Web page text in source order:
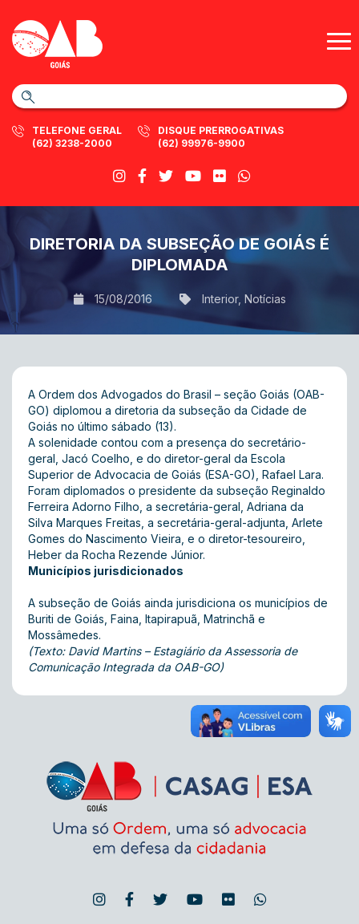
TELEFONE GERAL
(62) 3238-2000
DISQUE PRERROGATIVAS
(62) 99976-9900
DIRETORIA DA SUBSEÇÃO DE GOIÁS É
DIPLOMADA
15/08/2016 Interior, Notícias
A Ordem dos Advogados do Brasil – seção Goiás (OAB-
GO) diplomou a diretoria da subseção da Cidade de
Goiás no último sábado (13).
A solenidade contou com a presença do secretário-
geral, Jacó Coelho, e do diretor-geral da Escola
Superior de Advocacia de Goiás (ESA-GO), Rafael Lara.
Foram diplomados o presidente da subseção Reginaldo
Ferreira Adorno Filho, a secretária-geral, Adriana da
Silva Marques Freitas, a secretária-geral-adjunta, Arlete
Gomes do Nascimento Vieira, e o diretor-tesoureiro,
Heber da Rocha Rezende Júnior.
Municípios jurisdicionados
A subseção de Goiás ainda jurisdiciona os municípios de
Buriti de Goiás, Faina, Itapirapuã, Matrinchã e
Mossâmedes.
(Texto: David Martins – Estagiário da Assessoria de
Comunicação Integrada da OAB-GO)